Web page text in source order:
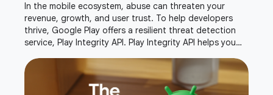
In the mobile ecosystem, abuse can threaten your
revenue, growth, and user trust. To help developers
thrive, Google Play offers a resilient threat detection
service, Play Integrity API. Play Integrity API helps you